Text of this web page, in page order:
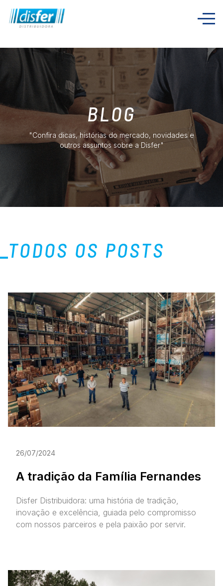
[x-cloak] { display: none !important; }
BLOG
"Confira dicas, histórias do mercado, novidades e
outros assuntos sobre a Disfer"
TODOS OS POSTS
26/07/2024
A tradição da Família Fernandes
Disfer Distribuidora: uma história de tradição,
inovação e excelência, guiada pelo compromisso
com nossos parceiros e pela paixão por servir.